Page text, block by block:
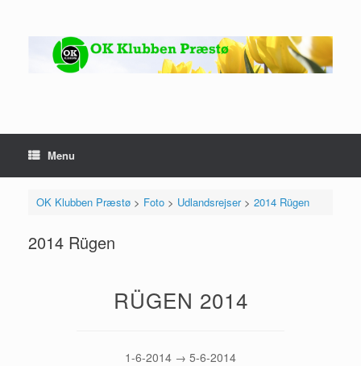
indhold
Menu
OK Klubben Præstø> Foto> Udlandsrejser> 2014 Rügen
2014 Rügen
RÜGEN 2014
1-6-2014 → 5-6-2014